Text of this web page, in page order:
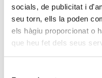
socials, de publicitat i
seu torn, ells la poden
els hàgiu proporcionat o
que heu fet dels seus
any